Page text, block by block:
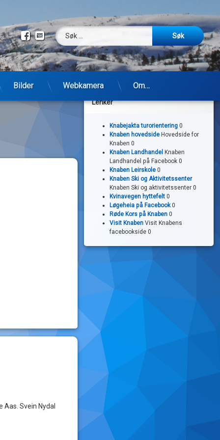
Facebook
E-post
Søk etter:
Bilder Webkamera Om…
Svein Nydal
Lenker
Knabejakta turorientering 0
Knaben hovedside Hovedside for
Knaben 0
Knaben Landhandel Knaben
Landhandel på Facebook 0
Knaben Leirskole 0
Knaben Ski og Aktivitetssenter
Knaben Ski og aktivitetssenter 0
Kvinavegen hyttefelt 0
Løgeheia på Facebook0
Røde Kors på Knaben 0
Visit Knaben Visit Knabens
facebookside 0